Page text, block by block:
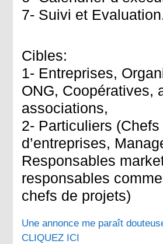
7- Suivi et
Cibles:
1- Entreprises,
ONG, Coopératives,
associations,
2- Particuliers (Chefs
d’entreprises,
Responsables
responsables
chefs de projets)
Une annonce me paraît
CLIQUEZ ICI